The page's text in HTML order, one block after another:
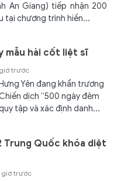
An Giang) tiếp nhận 200
tại chương trình hiến...
mẫu hài cốt liệt sĩ
trước
Yên đang khẩn trương
dịch “500 ngày đêm
tập và xác định danh...
Trung Quốc khóa diệt
giờ trước